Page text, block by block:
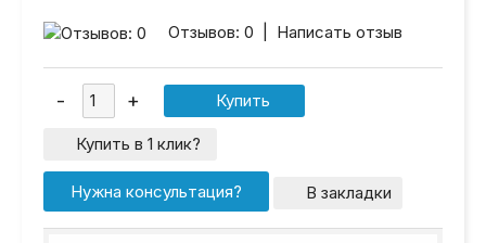
Отзывов: 0 Написать отзыв
Купить в 1 клик?
Нужна консультация? В закладки